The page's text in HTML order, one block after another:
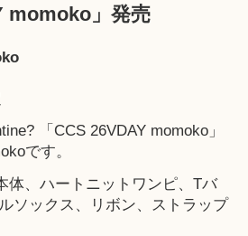
momoko」発売
「CCS 26VDAY momoko」
です。
体、ハートニットワンピ、Tバ
ソックス、リボン、ストラップ